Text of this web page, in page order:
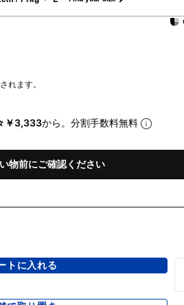
れます。
￥3,333から。分割手数料無料
物前にご確認ください
トに入れる